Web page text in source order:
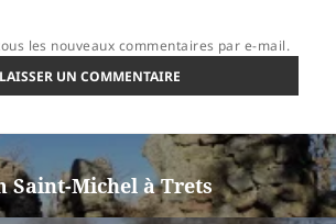
les nouveaux commentaires par e-mail.
Saint-Michel à Trets